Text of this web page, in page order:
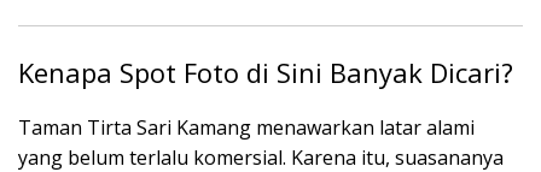
Kenapa Spot Foto di Sini Banyak Dicari?
Taman Tirta Sari Kamang menawarkan latar alami
yang belum terlalu komersial. Karena itu, suasananya